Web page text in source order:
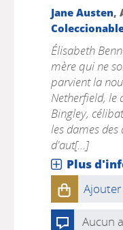
Jane Austen,
Élisabeth
mère qui ne
parvient la
Netherfield, le
Bingley,
les dames
d'aut[...]
Plus
Aucun